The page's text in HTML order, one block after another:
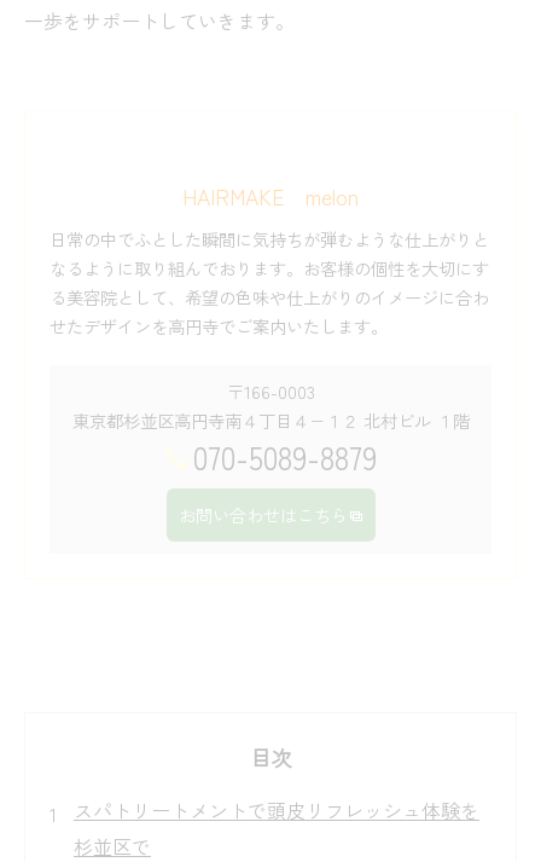
一歩をサポートしていきます。
HAIRMAKE melon
日常の中でふとした瞬間に気持ちが弾むような仕上がりと
なるように取り組んでおります。お客様の個性を大切にす
る美容院として、希望の色味や仕上がりのイメージに合わ
せたデザインを高円寺でご案内いたします。
〒166-0003
東京都杉並区高円寺南４丁目４−１２ 北村ビル １階
070-5089-8879
お問い合わせはこちら
目次
スパトリートメントで頭皮リフレッシュ体験を
杉並区で